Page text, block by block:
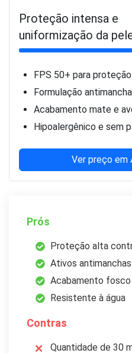
Proteção intensa e
uniformização da
FPS 50+ para
Formulação
Acabamento mate e
Hipoalergênico e sem
Ver preço em
Prós
Proteção alta
Ativos
Acabamento
Resistente à água
Contras
Quantidade de 30